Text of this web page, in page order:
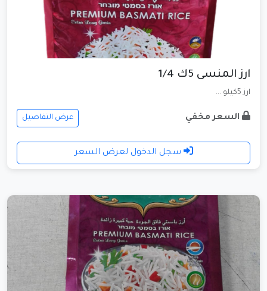
ارز المنسى 5ك 1/4
ارز 5كيلو ...
السعر مخفي عرض التفاصيل
سجل الدخول لعرض السعر